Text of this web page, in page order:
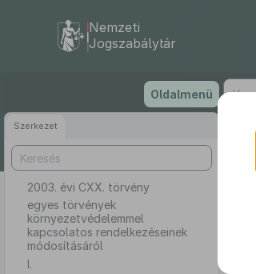
tartalomra
Nemzeti
Jogszabálytár
Oldalmenü
Szerkezet
2003. évi CXX. törvény
egyes törvények
környezetvédelemmel
kapcsolatos rendelkezéseinek
módosításáról
I.